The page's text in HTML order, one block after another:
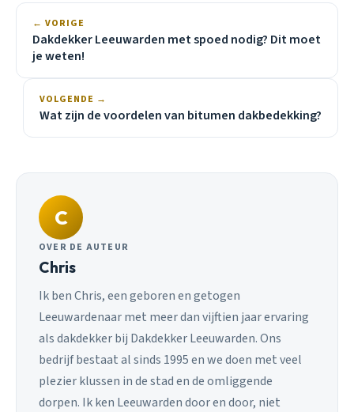
← VORIGE
Dakdekker Leeuwarden met spoed nodig? Dit moet
je weten!
VOLGENDE →
Wat zijn de voordelen van bitumen dakbedekking?
C
OVER DE AUTEUR
Chris
Ik ben Chris, een geboren en getogen
Leeuwardenaar met meer dan vijftien jaar ervaring
als dakdekker bij Dakdekker Leeuwarden. Ons
bedrijf bestaat al sinds 1995 en we doen met veel
plezier klussen in de stad en de omliggende
dorpen. Ik ken Leeuwarden door en door, niet